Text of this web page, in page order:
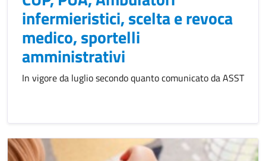
infermieristici, scelta e revoca
medico, sportelli
amministrativi
In vigore da luglio secondo quanto comunicato da ASST